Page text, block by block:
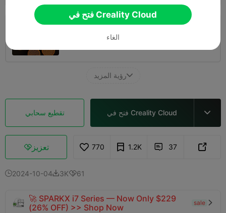
رؤية المزيد
تقطيع سحابي فتح في Creality Cloud 
تعزيز 770 1.2K  37 
2024-10-043K61
🚀 SPARKX i7 Series — Now Only $229
(26% OFF) >> Shop Now
sale 
فتح في Creality Cloud
الغاء